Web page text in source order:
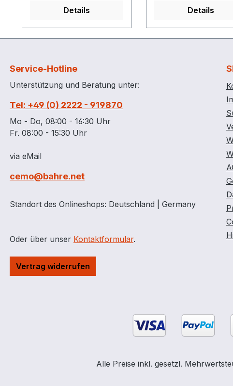
Details Details
Service-Hotline
Unterstützung und Beratung unter:
Tel: +49 (0) 2222 - 919870
Mo - Do, 08:00 - 16:30 Uhr
Fr. 08:00 - 15:30 Uhr
via eMail
cemo@bahre.net
Standort des Onlineshops: Deutschland | Germany
Oder über unser Kontaktformular.
Vertrag widerrufen
Alle Preise inkl. gesetzl.